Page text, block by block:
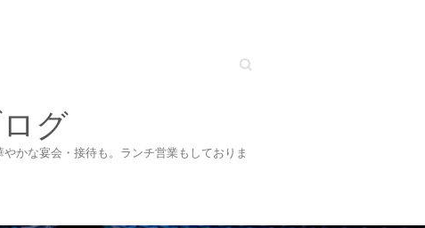
Search
グ
かな宴会・接待も。ランチ営業もしておりま